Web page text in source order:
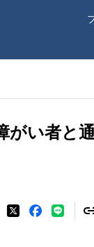
がい者と通